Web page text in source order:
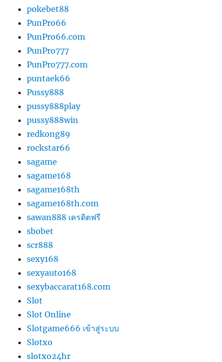
pokebet88
PunPro66
PunPro66.com
PunPro777
PunPro777.com
puntaek66
Pussy888
pussy888play
pussy888win
redkong89
rockstar66
sagame
sagame168
sagame168th
sagame168th.com
sawan888 เครดิตฟรี
sbobet
scr888
sexy168
sexyauto168
sexybaccarat168.com
Slot
Slot Online
Slotgame666 เข้าสู่ระบบ
Slotxo
slotxo24hr